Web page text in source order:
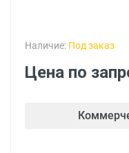
Наличие: Под заказ
Цена по